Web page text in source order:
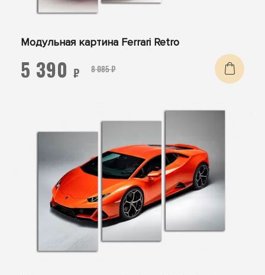
Модульная картина Ferrari Retro
8 085 ₽
5 390 ₽